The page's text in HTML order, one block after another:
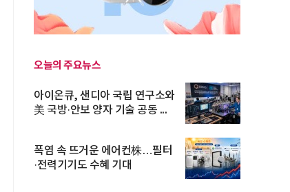
오늘의 주요뉴스
아이온큐, 샌디아 국립 연구소와
美 국방·안보 양자 기술 공동 ...
폭염 속 뜨거운 에어컨株…필터
·전력기기도 수혜 기대